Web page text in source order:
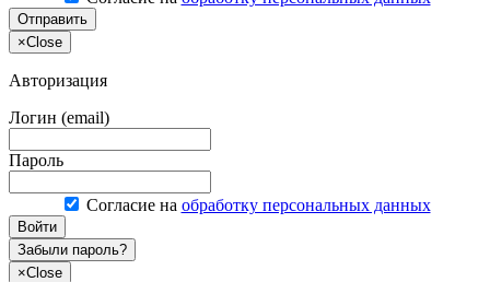
Отправить
×Close
Авторизация
Логин (email)
Пароль
Согласие на обработку персональных данных
Войти
Забыли пароль?
×Close